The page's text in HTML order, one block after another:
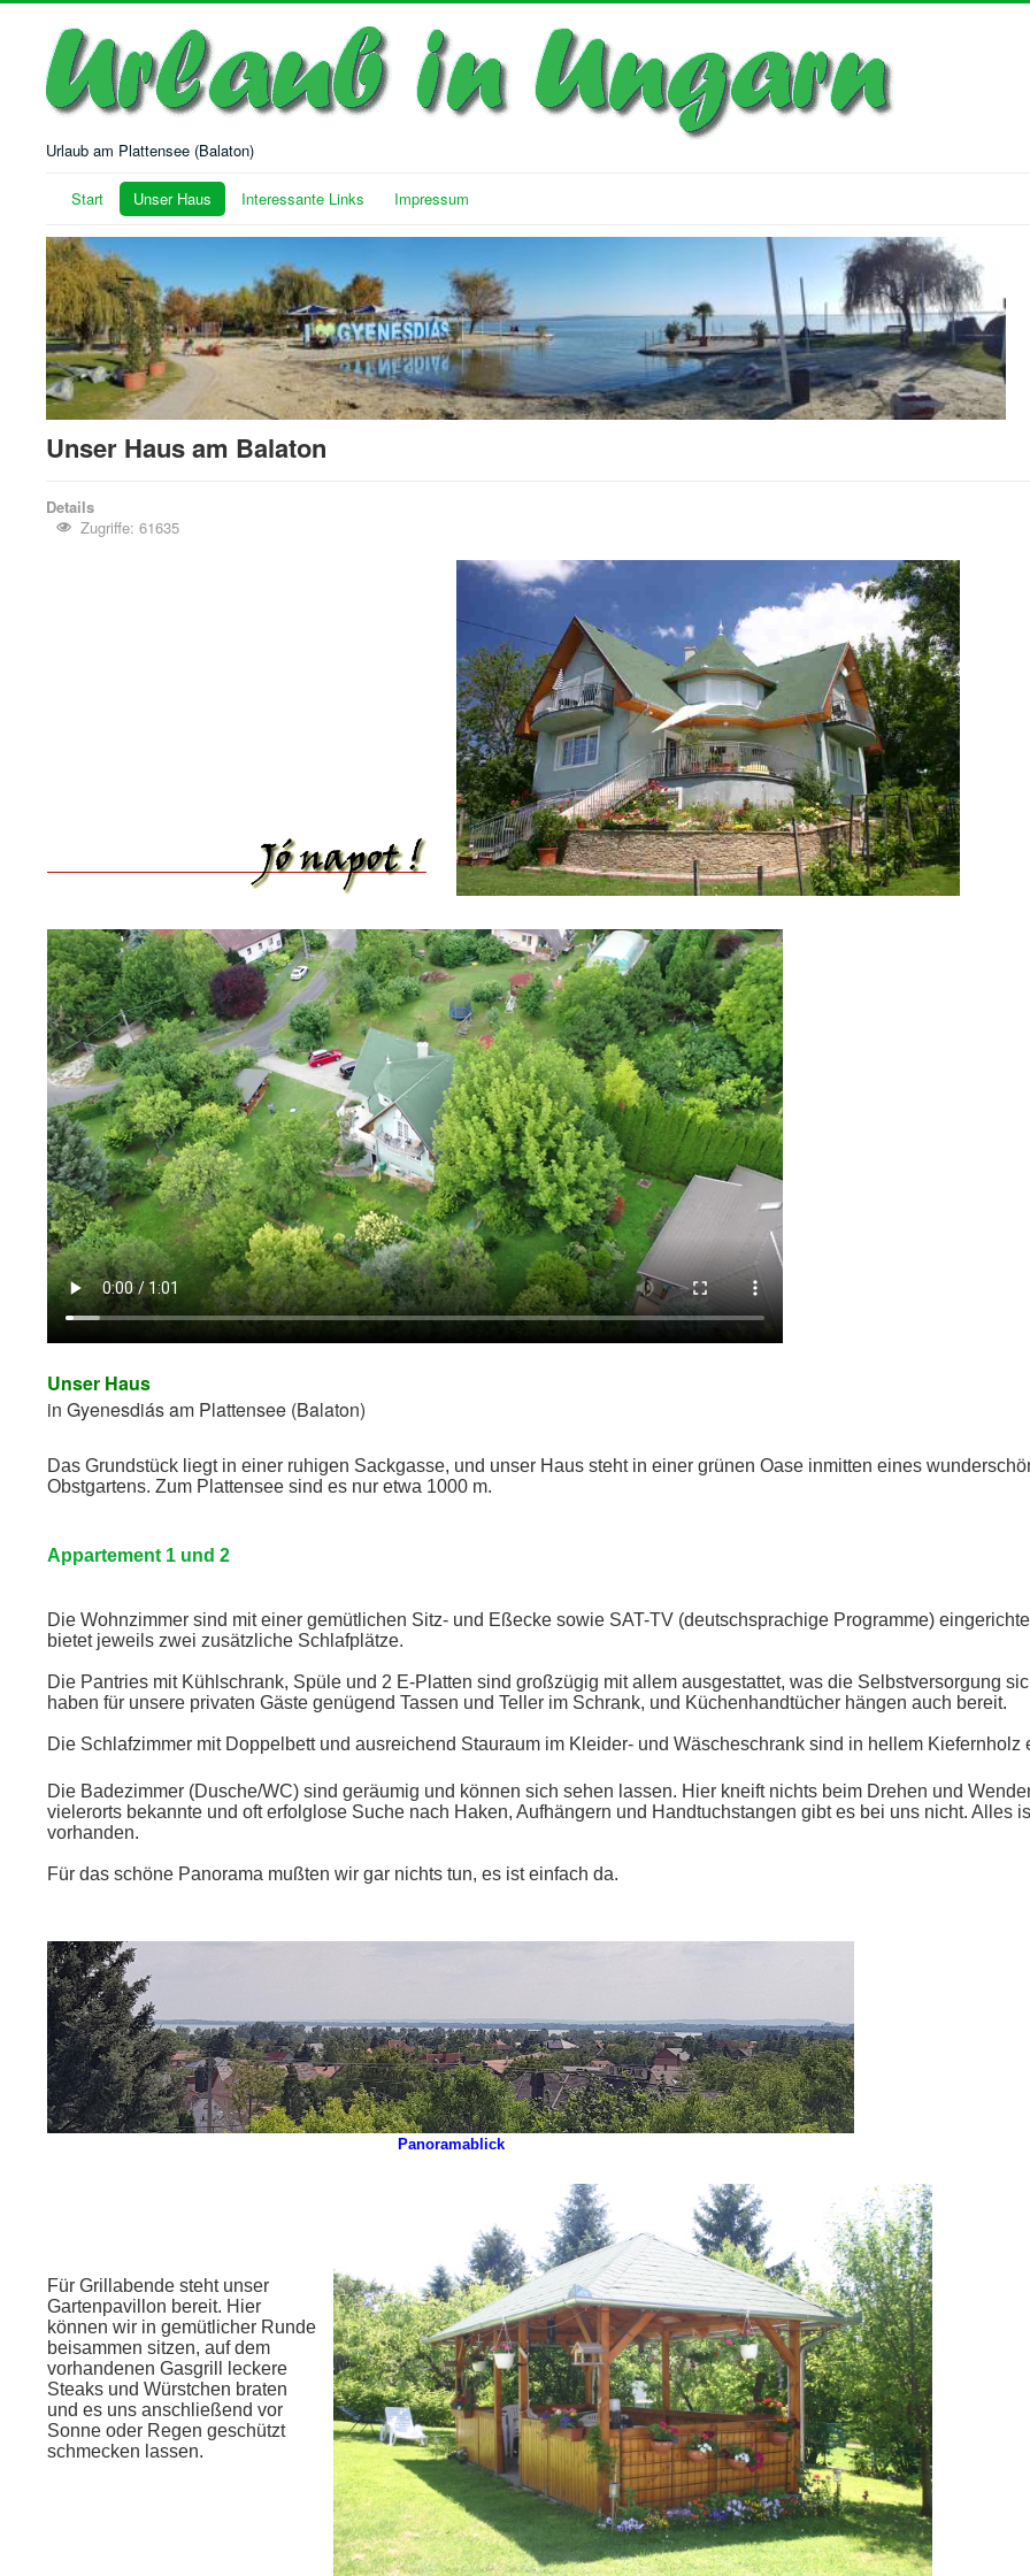
Urlaub am Plattensee (Balaton)
Start Unser Haus Interessante Links Impressum
Unser Haus am Balaton
Details
Zugriffe: 61635
Unser Haus
in Gyenesdiás am Plattensee (Balaton)
Das Grundstück liegt in einer ruhigen Sackgasse, und unser Haus steht in einer grünen Oase inmitten eines
Obstgartens. Zum Plattensee sind es nur etwa 1000 m.
Appartement 1 und 2
Die Wohnzimmer sind mit einer gemütlichen Sitz- und Eßecke sowie SAT-TV (deutschsprachige Programme)
bietet jeweils zwei zusätzliche Schlafplätze.
Die Pantries mit Kühlschrank, Spüle und 2 E-Platten sind großzügig mit allem ausgestattet, was die Selbstversorgung
haben für unsere privaten Gäste genügend Tassen und Teller im Schrank, und Küchenhandtücher hängen auch bereit.
Die Schlafzimmer mit Doppelbett und ausreichend Stauraum im Kleider- und Wäscheschrank sind in hellem Kiefernholz
Die Badezimmer (Dusche/WC) sind geräumig und können sich sehen lassen. Hier kneift nichts beim Drehen und
vielerorts bekannte und oft erfolglose Suche nach Haken, Aufhängern und Handtuchstangen gibt es bei uns nicht. Alles
vorhanden.
Für das schöne Panorama mußten wir gar nichts tun, es ist einfach da.
Panoramablick
Für Grillabende steht unser
Gartenpavillon bereit. Hier
können wir in gemütlicher Runde
beisammen sitzen, auf dem
vorhandenen Gasgrill leckere
Steaks und Würstchen braten
und es uns anschließend vor
Sonne oder Regen geschützt
schmecken lassen.